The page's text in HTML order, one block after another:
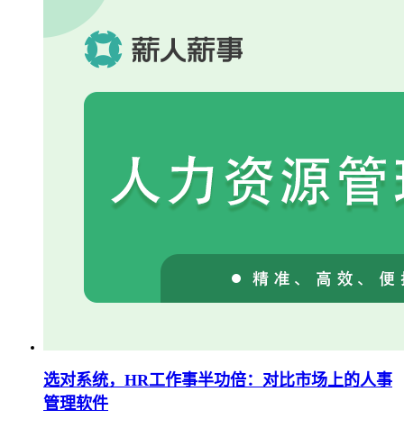
选对系统，HR工作事半功倍：对比市场上的人事
管理软件